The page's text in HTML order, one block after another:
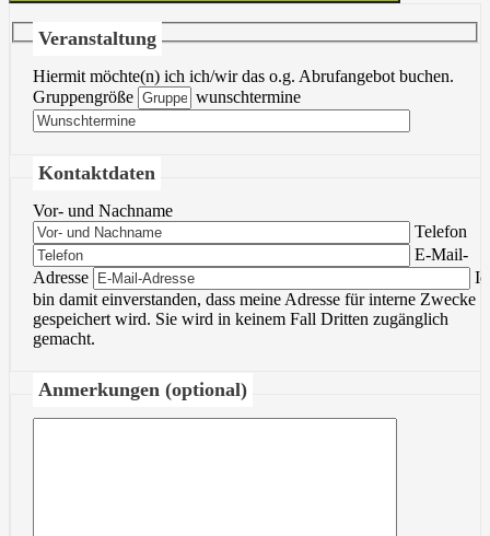
Veranstaltung
Hiermit möchte(n) ich ich/wir das o.g. Abrufangebot buchen.
Gruppengröße
wunschtermine
Kontaktdaten
Vor- und Nachname
Bitte lasse
Telefon
Bitte lasse
E-Mail-
Adresse
bin damit einverstanden, dass meine Adresse für interne Zwecke
gespeichert wird. Sie wird in keinem Fall Dritten zugänglich
gemacht.
Anmerkungen (optional)